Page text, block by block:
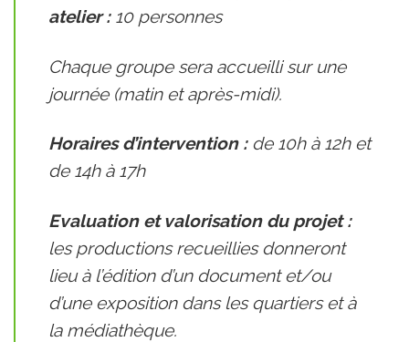
atelier :10 personnes
Chaque groupe sera accueilli sur une
journée (matin et après-midi).
Horaires d’intervention :de 10h à 12h et
de 14h à 17h
Evaluation et valorisation du projet :
les productions recueillies donneront
lieu à l’édition d’un document et/ou
d’une exposition dans les quartiers et à
la médiathèque.